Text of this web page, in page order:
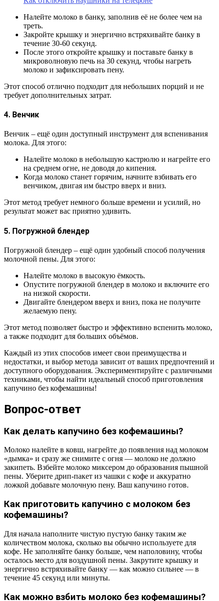
Налейте молоко в банку, заполнив её не более чем на
треть.
Закройте крышку и энергично встряхивайте банку в
течение 30-60 секунд.
После этого откройте крышку и поставьте банку в
микроволновую печь на 30 секунд, чтобы нагреть
молоко и зафиксировать пену.
Этот способ отлично подходит для небольших порций и не
требует дополнительных затрат.
4. Венчик
Венчик – ещё один доступный инструмент для вспенивания
молока. Для этого:
Налейте молоко в небольшую кастрюлю и нагрейте его
на среднем огне, не доводя до кипения.
Когда молоко станет горячим, начните взбивать его
венчиком, двигая им быстро вверх и вниз.
Этот метод требует немного больше времени и усилий, но
результат может вас приятно удивить.
5. Погружной блендер
Погружной блендер – ещё один удобный способ получения
молочной пены. Для этого:
Налейте молоко в высокую ёмкость.
Опустите погружной блендер в молоко и включите его
на низкой скорости.
Двигайте блендером вверх и вниз, пока не получите
желаемую пену.
Этот метод позволяет быстро и эффективно вспенить молоко,
а также подходит для больших объёмов.
Каждый из этих способов имеет свои преимущества и
недостатки, и выбор метода зависит от ваших предпочтений и
доступного оборудования. Экспериментируйте с различными
техниками, чтобы найти идеальный способ приготовления
капучино без кофемашины!
Вопрос-ответ
Как делать капучино без кофемашины?
Молоко налейте в ковш, нагрейте до появления над молоком
«дымка» и сразу же снимите с огня — молоко не должно
закипеть. Взбейте молоко миксером до образования пышной
пены. Уберите дрип-пакет из чашки с кофе и аккуратно
ложкой добавьте молочную пену. Ваш капучино готов.
Как приготовить капучино с молоком без
кофемашины?
Для начала наполните чистую пустую банку таким же
количеством молока, сколько вы обычно используете для
кофе. Не заполняйте банку больше, чем наполовину, чтобы
осталось место для воздушной пены. Закрутите крышку и
энергично встряхивайте банку — как можно сильнее — в
течение 45 секунд или минуты.
Как можно взбить молоко без кофемашины?